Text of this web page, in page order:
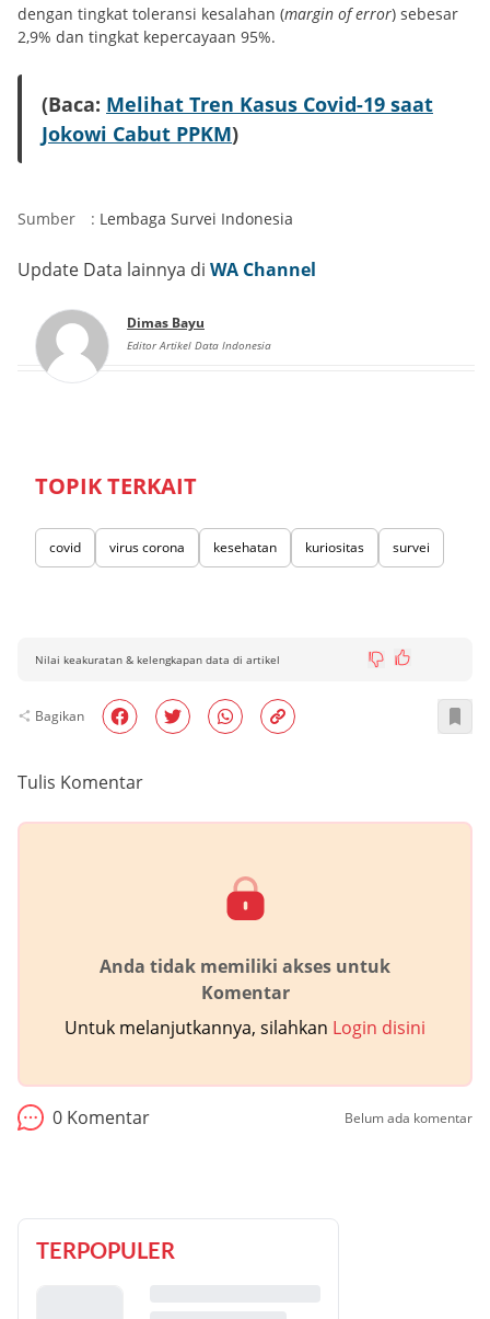
dengan tingkat toleransi kesalahan (margin of error) sebesar
2,9% dan tingkat kepercayaan 95%.
(Baca: Melihat Tren Kasus Covid-19 saat
Jokowi Cabut PPKM)
Sumber : Lembaga Survei Indonesia
Update Data lainnya di WA Channel
Dimas Bayu
Editor Artikel Data Indonesia
TOPIK TERKAIT
covid virus corona kesehatan kuriositas survei
Nilai keakuratan & kelengkapan data di artikel
Bagikan
Tulis Komentar
Anda tidak memiliki akses untuk
Komentar
Untuk melanjutkannya, silahkan Login disini
0 Komentar Belum ada komentar
TERPOPULER